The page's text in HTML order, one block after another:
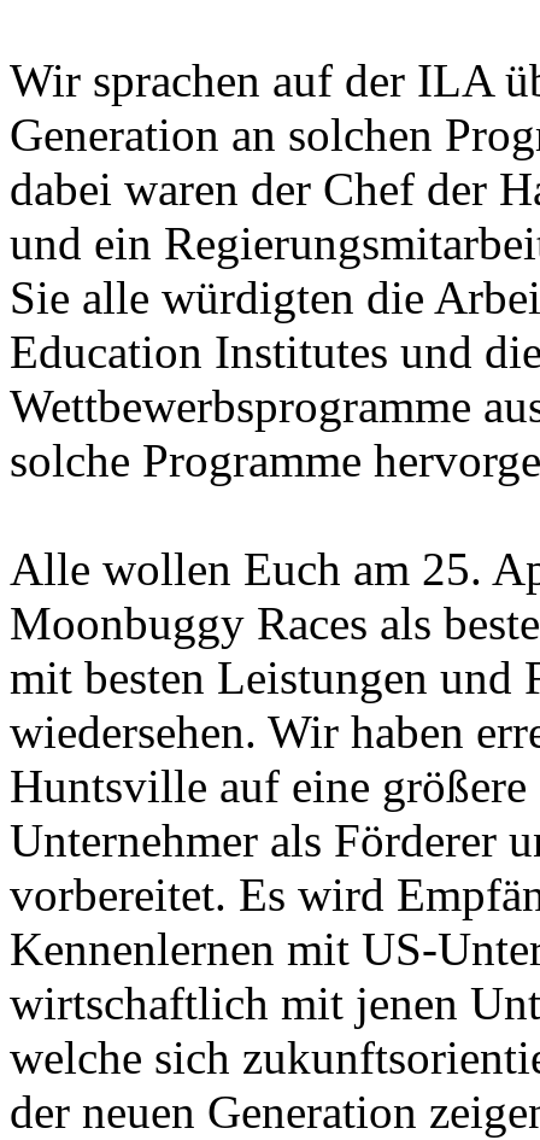
Wir sprachen auf der ILA
Generation an solchen
dabei waren der Chef der
und ein
Sie alle würdigten die
Education Institutes und
Wettbewerbsprogramme
solche Programme
Alle wollen Euch am 25.
Moonbuggy Races als
mit besten Leistungen und
wiedersehen. Wir haben
Huntsville auf eine
Unternehmer als Förderer
vorbereitet. Es wird
Kennenlernen mit US-
wirtschaftlich mit jenen
welche sich
der neuen Generation